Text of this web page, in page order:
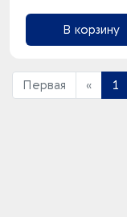
В корзину
Первая « 1